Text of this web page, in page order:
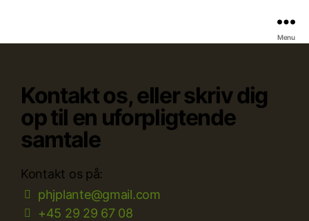
Menu
Kontakt os, eller skriv dig
op til en uforpligtende
samtale
Kontakt os på:
phjplante@gmail.com
+45 29 29 67 08